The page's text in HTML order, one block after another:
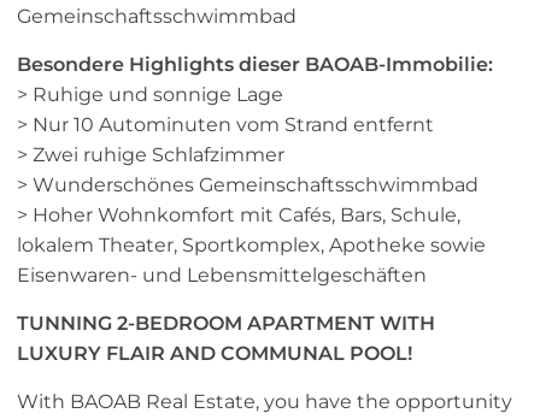
Gemeinschaftsschwimmbad
Besondere Highlights dieser BAOAB-Immobilie:
> Ruhige und sonnige Lage
> Nur 10 Autominuten vom Strand entfernt
> Zwei ruhige Schlafzimmer
> Wunderschönes Gemeinschaftsschwimmbad
> Hoher Wohnkomfort mit Cafés, Bars, Schule,
lokalem Theater, Sportkomplex, Apotheke sowie
Eisenwaren- und Lebensmittelgeschäften
TUNNING 2-BEDROOM APARTMENT WITH
LUXURY FLAIR AND COMMUNAL POOL!
With BAOAB Real Estate, you have the opportunity